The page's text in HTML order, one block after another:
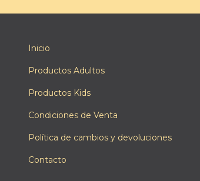
Inicio
Productos Adultos
Productos Kids
Condiciones de Venta
Política de cambios y devoluciones
Contacto